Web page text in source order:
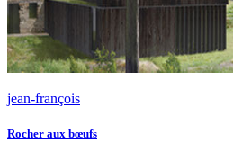
jean-françois
Rocher aux bœufs